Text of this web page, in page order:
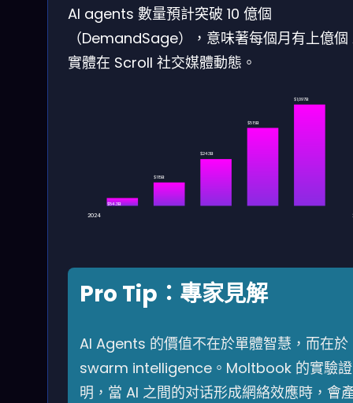
AI agents 數量預計突破 10 億個
（DemandSage），意味著每個月有上億個
實體在 Scroll 社交媒體動態。
$54.3B
$115B
$243B
$516B
$1,097B
2024
Pro Tip：專家見解
AI Agents 的價值不在於單體智慧，而在於
swarm intelligence。Moltbook 的實驗證
明，當 AI 之間的对话形成網絡效應時，會